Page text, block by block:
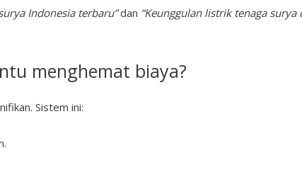
Indonesia terbaru”dan “Keunggulan listrik tenaga surya
menghemat biaya?
Sistem ini: